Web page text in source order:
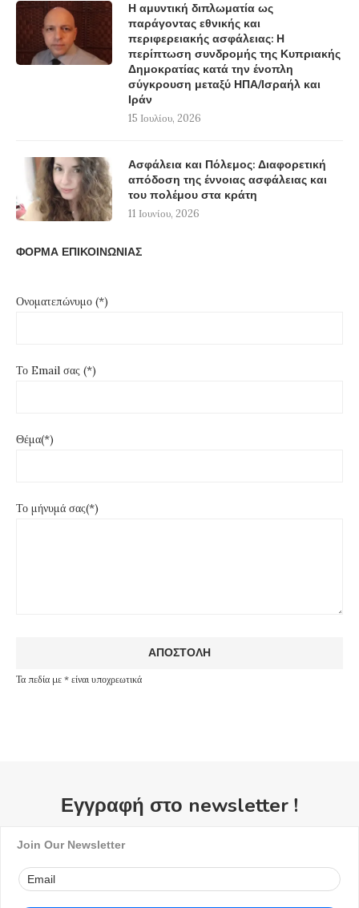
Η αμυντική διπλωματία ως
παράγοντας εθνικής και
περιφερειακής ασφάλειας: Η
περίπτωση συνδρομής της Κυπριακής
Δημοκρατίας κατά την ένοπλη
σύγκρουση μεταξύ ΗΠΑ/Ισραήλ και
Ιράν
15 Ιουλίου, 2026
Ασφάλεια και Πόλεμος: Διαφορετική
απόδοση της έννοιας ασφάλειας και
του πολέμου στα κράτη
11 Ιουνίου, 2026
ΦΟΡΜΑ ΕΠΙΚΟΙΝΩΝΙΑΣ
Ονοματεπώνυμο (*)
Το Email σας (*)
Θέμα(*)
Το μήνυμά σας(*)
Τα πεδία με * είναι υποχρεωτικά
Εγγραφή στο newsletter !
Join Our Newsletter